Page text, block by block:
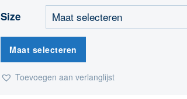
Size
Maat selecteren
Toevoegen aan verlanglijst